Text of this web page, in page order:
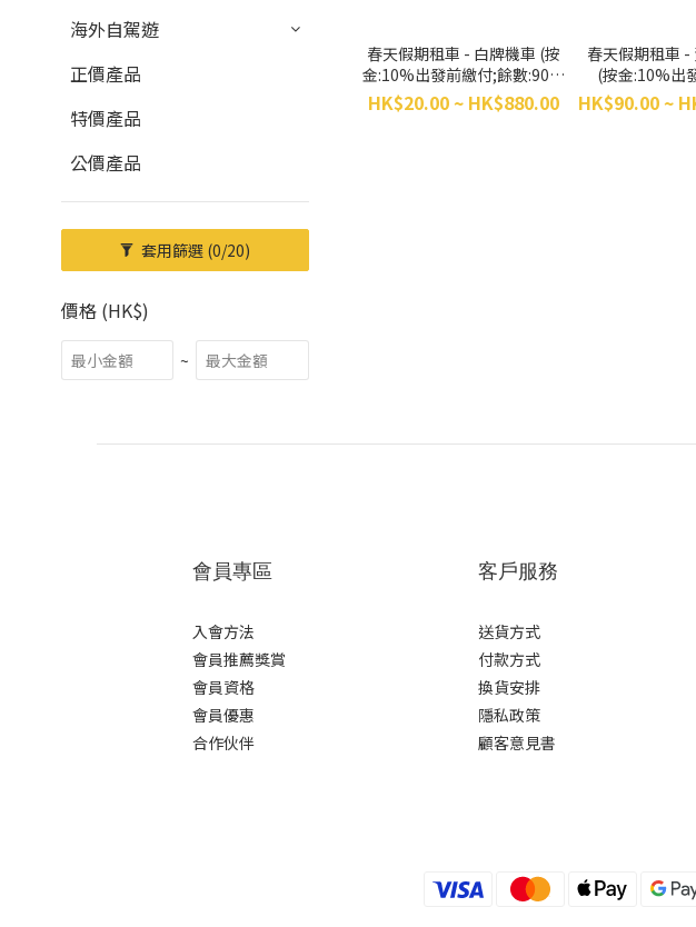
海外自駕遊
正價產品
特價產品
公價產品
套用篩選 (0/20)
價格 (HK$)
~
春天假期租車 - 白牌機車 (按
金:10%出發前繳付;餘數:90%
取車前繳付)
HK$20.00 ~ HK$880.00
春天假期租車 -
(按金:10%出
數:90%取
HK$90.00 ~
會員專區
入會方法
會員推薦獎賞
會員資格
會員優惠
合作伙伴
客戶服務
送貨方式
付款方式
換貨安排
隱私政策
顧客意見書